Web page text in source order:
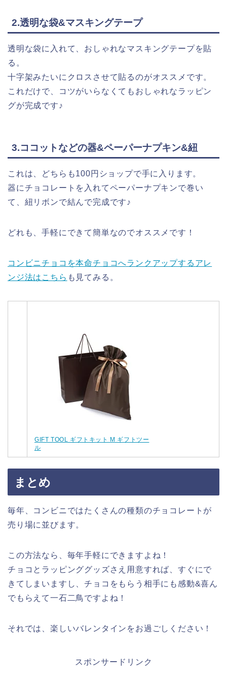
2.透明な袋&マスキングテープ
透明な袋に入れて、おしゃれなマスキングテープを貼
る。
十字架みたいにクロスさせて貼るのがオススメです。
これだけで、コツがいらなくてもおしゃれなラッピン
グが完成です♪
3.ココットなどの器&ペーパーナプキン&紐
これは、どちらも100円ショップで手に入ります。
器にチョコレートを入れてペーパーナプキンで巻い
て、紐リボンで結んで完成です♪
どれも、手軽にできて簡単なのでオススメです！
コンビニチョコを本命チョコへランクアップするアレ
ンジ法はこちら も見てみる。
GIFT TOOL ギフトキット M ギフトツー
ル
まとめ
毎年、コンビニではたくさんの種類のチョコレートが
売り場に並びます。
この方法なら、毎年手軽にできますよね！
チョコとラッピンググッズさえ用意すれば、すぐにで
きてしまいますし、チョコをもらう相手にも感動&喜ん
でもらえて一石二鳥ですよね！
それでは、楽しいバレンタインをお過ごしください！
スポンサードリンク